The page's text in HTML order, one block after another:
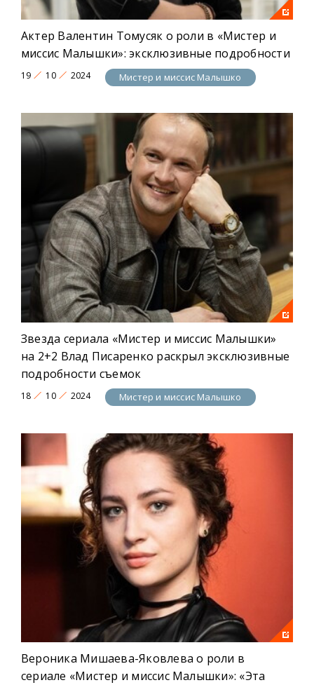
Актер Валентин Томусяк о роли в «Мистер и
миссис Малышки»: эксклюзивные подробности
19 10 2024 Мистер и миссис Малышко
Звезда сериала «Мистер и миссис Малышки»
на 2+2 Влад Писаренко раскрыл эксклюзивные
подробности съемок
18 10 2024 Мистер и миссис Малышко
Вероника Мишаева-Яковлева о роли в
сериале «Мистер и миссис Малышки»: «Эта